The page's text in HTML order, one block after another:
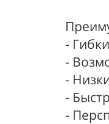
-
-
-
-
-